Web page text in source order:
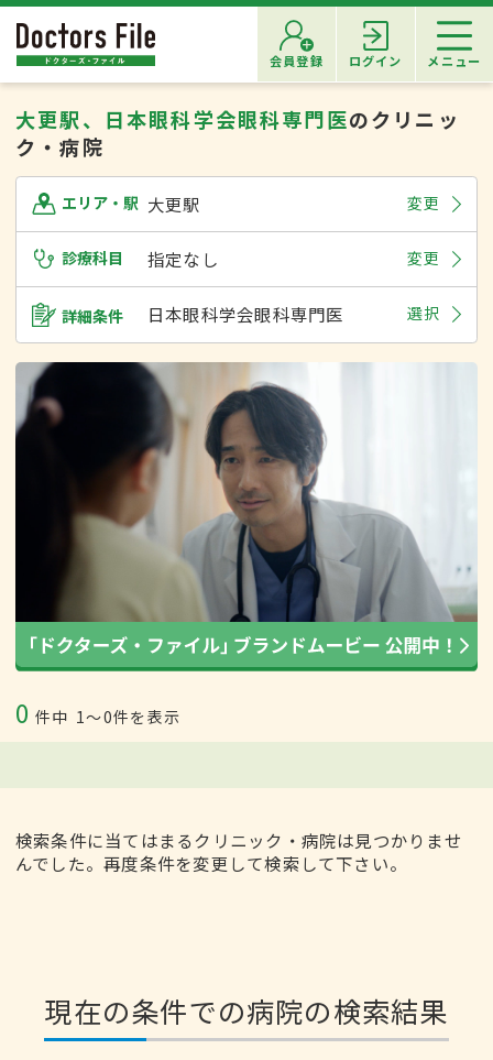
会員登録 ログイン メニュー
大更駅、日本眼科学会眼科専門医のクリニッ
ク・病院
エリア・駅 大更駅 変更
診療科目 指定なし 変更
詳細条件 日本眼科学会眼科専門医 選択
0 件中 1〜0件を表示
検索条件に当てはまるクリニック・病院は見つかりませ
んでした。再度条件を変更して検索して下さい。
現在の条件での病院の検索結果